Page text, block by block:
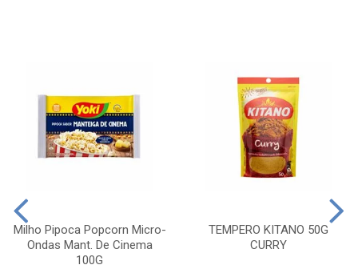
Milho Pipoca Popcorn Micro-
Ondas Mant. De Cinema
100G
TEMPERO KITANO 50G
CURRY